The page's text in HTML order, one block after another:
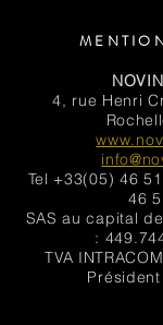
4, rue Henri
Tel +33(05) 46
46
SAS au capital
:
TVA